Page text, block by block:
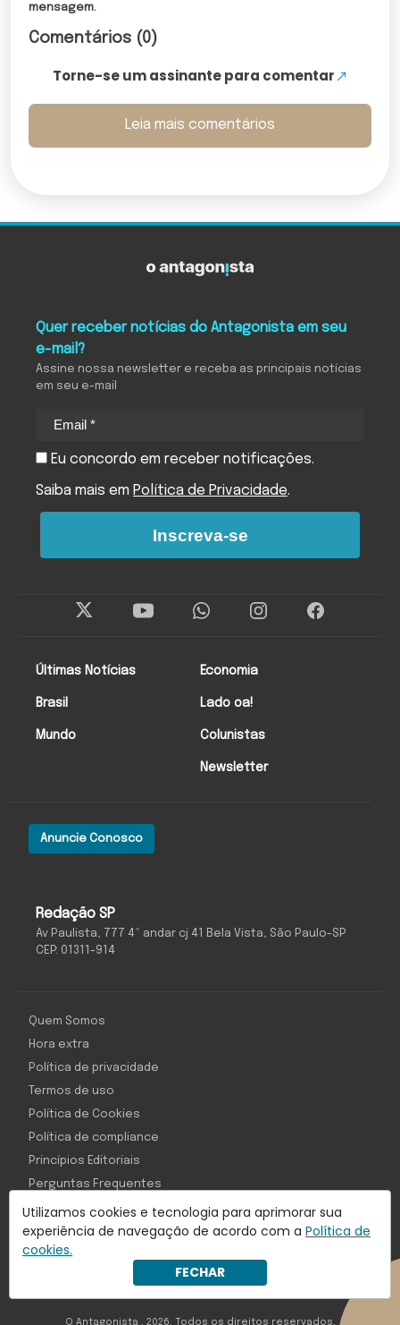
mensagem.
Comentários (0)
Torne-se um assinante para comentar
Leia mais comentários
Utilizamos cookies e tecnologia para aprimorar sua
experiência de navegação de acordo com a Política de
cookies.
FECHAR
Redação SP
Av Paulista, 777 4º andar cj 41 Bela Vista, São Paulo-SP
CEP: 01311-914
Anuncie Conosco
Últimas Notícias
Brasil
Mundo
Economia
Lado oa!
Colunistas
Newsletter
Quer receber notícias do Antagonista em seu
e-mail?
Assine nossa newsletter e receba as principais notícias
em seu e-mail
Eu concordo em receber notificações.
Saiba mais em Política de Privacidade.
Inscreva-se
Com inteligência e tecnologia:
Object1ve - Marketing Solution
Quem Somos
Hora extra
Política de privacidade
Termos de uso
Política de Cookies
Política de compliance
Princípios Editoriais
Perguntas Frequentes
O Antagonista , 2026, Todos os direitos reservados,